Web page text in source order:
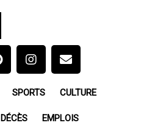
SPORTS CULTURE
DÉCÈS EMPLOIS